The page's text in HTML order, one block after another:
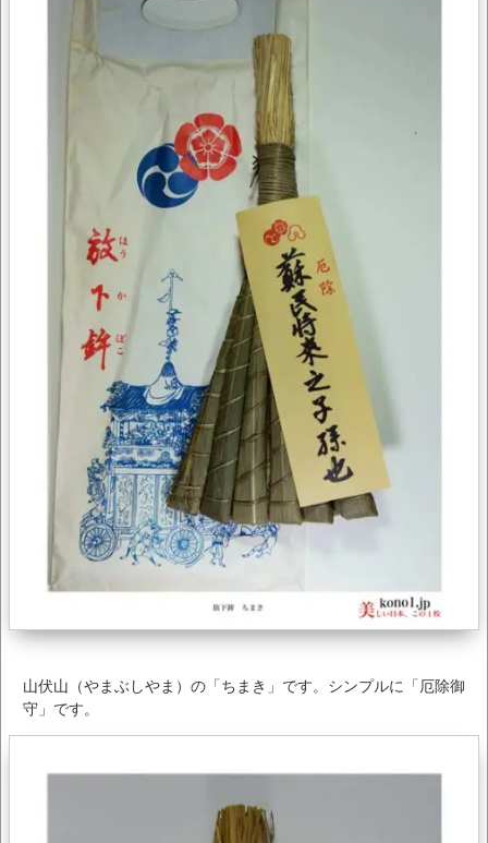
山伏山（やまぶしやま）の「ちまき」です。シンプルに「厄除御
守」です。